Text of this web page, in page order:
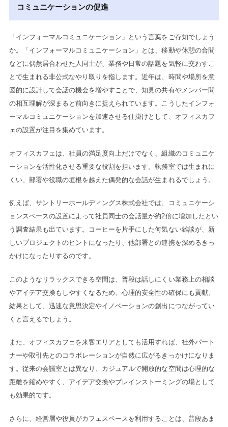
コミュニケーションの促進
「インフォーマルコミュニケーション」という言葉をご存知でしょう
か。「インフォーマルコミュニケーション」とは、移動や休憩の合間
などに偶然居合わせた人同士が、業務や日常の話題を気軽に交わすこ
とで生まれる非公式なやり取りを指します。近年は、時間や場所を意
図的に設計して会話の機会を増やすことで、知見の共有やメンバー間
の相互理解が深まると前向きに捉えられています。こうしたインフォ
ーマルコミュニケーションを加速させる仕掛けとして、オフィスカフ
ェの設置が注目を集めています。
オフィスカフェは、社員の満足度向上だけでなく、組織のコミュニケ
ーションを活性化させる重要な役割を担います。執務室では生まれに
くい、部署や役職の垣根を越えた偶発的な会話が生まれるでしょう。
例えば、サントリーホールディングス株式会社では、コミュニケーシ
ョンスペースの設置によって社員同士の会話量が約2倍に増加したとい
う調査結果も出ています。コーヒーを片手にした何気ない雑談が、新
しいプロジェクトのヒントになったり、他部署との連携を深めるきっ
かけになったりするのです。
このようなリラックスできる空間は、普段は話しにくい業務上の相談
やアイデア交換もしやすくなるため、心理的安全性の確保にも貢献。
結果として、迅速な意思決定やイノベーションの創出につながってい
くと言えるでしょう。
また、オフィスカフェを来客エリアとしても活用すれば、社外パート
ナーや取引先とのコラボレーションが自然に広がるきっかけになりま
す。従来の会議室とは異なり、カジュアルで開放的な空間は心理的な
距離を縮めやすく、アイデア交換やブレインストーミングの場として
も効果的です。
さらに、経営層や役員がカフェスペースを利用することは、普段あま